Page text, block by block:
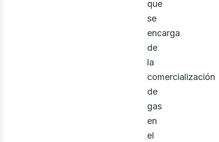
que
se
encarga
de
la
comercialización
de
gas
en
el